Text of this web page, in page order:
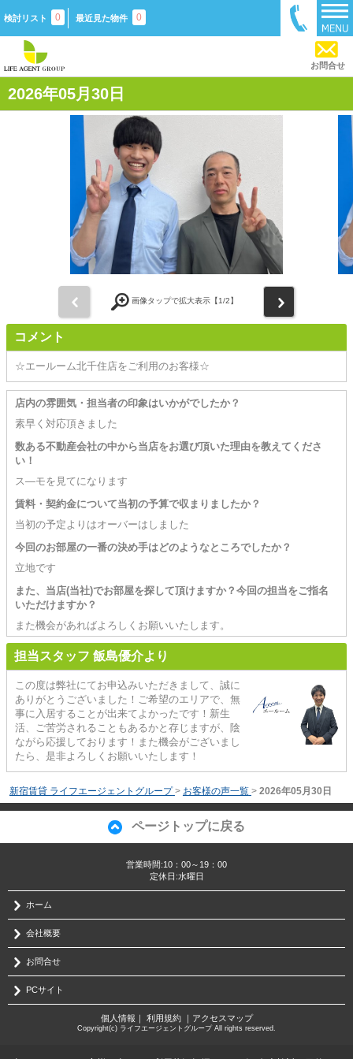
検討リスト 0 最近見た物件 0
お問合せ
2026年05月30日
画像タップで拡大表示【1/2】
コメント
☆エールーム北千住店をご利用のお客様☆
店内の雰囲気・担当者の印象はいかがでしたか？
素早く対応頂きました
数ある不動産会社の中から当店をお選び頂いた理由を教えてくださ
い！
ス―モを見てになります
賃料・契約金について当初の予算で収まりましたか？
当初の予定よりはオーバーはしました
今回のお部屋の一番の決め手はどのようなところでしたか？
立地です
また、当店(当社)でお部屋を探して頂けますか？今回の担当をご指名
いただけますか？
また機会があればよろしくお願いいたします。
担当スタッフ 飯島優介より
この度は弊社にてお申込みいただきまして、誠に
ありがとうございました！ご希望のエリアで、無
事に入居することが出来てよかったです！新生
活、ご苦労されることもあるかと存じますが、陰
ながら応援しております！また機会がございまし
たら、是非よろしくお願いいたします！
新宿賃貸 ライフエージェントグループ > お客様の声一覧 > 2026年05月30日
ページトップに戻る
営業時間:10：00～19：00
定休日:水曜日
ホーム
会社概要
お問合せ
PCサイト
個人情報 ｜ 利用規約｜ アクセスマップ
Copyright(c) ライフエージェントグループ All rights reserved.